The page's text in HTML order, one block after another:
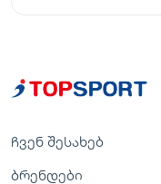
ჩვენ შესახებ
ბრენდები